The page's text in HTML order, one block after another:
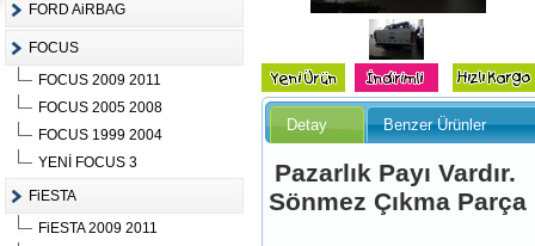
FORD AiRBAG
FOCUS
FOCUS 2009 2011
FOCUS 2005 2008
FOCUS 1999 2004
YENİ FOCUS 3
FiESTA
FiESTA 2009 2011
Ürün Kodu :
Detay Benzer Ürünler
Pazarlık Payı Vardır.
Sönmez Çıkma Parça